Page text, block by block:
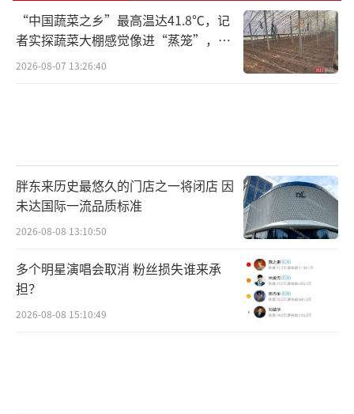
“中国蔬菜之乡”最高温达41.8℃，记
者实探蔬菜大棚感觉像进“蒸笼”，有
村民称只能凌晨两点起来干活
2026-08-07 13:26:40
胖东来历史最悠久的门店之一将闭店 因
未达国际一流品质标准
2026-08-08 13:10:50
多个明星演唱会取消 粉丝损失谁来承
担？
2026-08-08 15:10:49